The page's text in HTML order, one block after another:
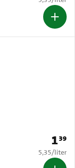
Prijs:
139
€ 5,35 per
5,35/liter